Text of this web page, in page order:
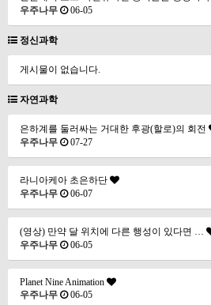
우주나무
06-05
정신과학
게시물이 없습니다.
자연과학
은하계를 둘러싸는 거대한 후광(할로)의 회전
우주나무
07-27
라니아케아 초은하단
우주나무
06-07
(영상) 만약 달 위치에 다른 행성이 있다면 …
우주나무
06-05
Planet Nine Animation
우주나무
06-05